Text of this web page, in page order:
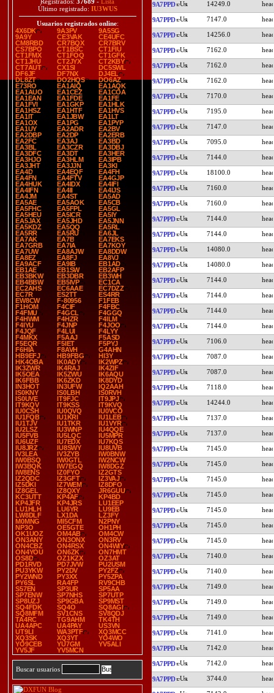
Último registrado: IU3WUS
Usuarios registrados online:
4X6DK
9A3PV
9A5SG
9A9Y
CE3VAK
CE4UFC
CM8RBD
CR7BQX
CR7BRV
CS7BPO
CT1BSC
CT1FIU
CT1FMX
CT1FOQ
CT1GFK
CT1JHU
CT2JYX
CT2KBY
CT7AUT
CX1SI
DC5SWL
DF6JF
DF7NX
DJ4EL
DL8ZT
DO2HQS
DO6AZ
E73RO
EA1AIQ
EA1AQK
EA1AUO
EA1CEZ
EA1COA
EA1EAN
EA1FDE
EA1FE
EA1FVI
EA1GKP
EA1HLK
EA1HSZ
EA1HTF
EA1HVS
EA1IT
EA1JBW
EA1LT
EA1OX
EA1PG
EA1PYP
EA1UY
EA2ADR
EA2BV
EA2DBP
EA2DP
EA2ERB
EA2FC
EA3AJ
EA3BD
EA3BL
EA3CZR
EA3DBJ
EA3DFC
EA3DT
EA3HER
EA3HJO
EA3HLM
EA3IPB
EA3JHT
EA3JJN
EA3KI
EA4D
EA4EQF
EA4FH
EA4FN
EA4FTV
EA4GJP
EA4HUK
EA4IDX
EA4IFI
EA4IFN
EA4II
EA4IJS
EA4JM
EA4ST
EA5AD
EA5AE
EA5AOK
EA5CB
EA5FHC
EA5FPL
EA5GL
EA5HEU
EA5ICR
EA5IY
EA5JAX
EA5JHD
EA5JNN
EA5KDZ
EA5QQ
EA5RL
EA5RR
EA5RU
EA6JL
EA7AK
EA7B
EA7EKS
EA7GRB
EA7IA
EA7KOY
EA7UW
EA8AJW
EA8DDW
EA8EZ
EA8FJ
EA8VJ
EA9ACF
EA9IB
EB1AD
EB1AE
EB1SW
EB2AFP
EB3BKW
EB3DBR
EB3WH
EB4BBW
EB5IVP
EC1CA
EC2AHS
EC6AAE
EC7DZZ
EC7R
ES2TT
ES4RR
EW8CW
F-80956
F1FEB
F1HOM
F4CIF
F4FBC
F4FMU
F4GCL
F4GGQ
F4HWM
F4HZR
F4ILM
F4IYU
F4JNP
F4JOO
F4JQF
F4LUI
F4LYY
F4MKX
F5AAJ
F5ASD
F5EQR
F5IET
F5PYJ
F6HIA
F8AVH
G4AHN
HB9EFJ
HB9FBG
HI3Y
HK4OBA
IK0ADY
IK2WPZ
IK3ZWR
IK4RAJ
IK4ZIF
IK5OEA
IK5ZWU
IK6AQU
IK6FBB
IK6ZKD
IK8DYD
IN3HOT
IN3UFW
IQ2AAH
IS0KNY
IS0LBH
IS0RVH
IS0UVE
IT9FJC
IT9JPJ
IT9KQV
IT9KSS
IT9KVQ
IU0CSH
IU0QVQ
IU0VCO
IU1FQB
IU1KRI
IU1LEB
IU1TJV
IU1TKR
IU1VYR
IU2LSZ
IU3WNP
IU4QQE
IU5FVB
IU5LQC
IU5MPR
IU6UZF
IU7EDX
IU7KQS
IU8JRZ
IU8SWY
IU8UVB
IV3LEA
IV3ZYB
IW0BNW
IW0BSQ
IW0GTL
IW2NCW
IW3BQK
IW7EGQ
IW8DGZ
IW8ENS
IZ0FYO
IZ2GTS
IZ2QDC
IZ3GFT
IZ3VAJ
IZ5DKI
IZ7WEM
IZ8DFO
IZ8GEL
IZ8QXY
JR6GUU
KC3UTT
KP4AF
KP4BD
KP4JFR
KP4JRS
LU1EEP
LU1HLH
LU6YR
LU9EB
LW8DLF
LX1DA
LZ3FY
M0MNG
MI5CFM
N2PNY
NP3O
OE5GTE
OH1PH
OK1UOZ
OM4AB
OM4CW
ON3ANY
ON3ONX
ON3RV
ON4CBZ
ON4RSX
ON4WIY
ON4YOU
ON6ZK
ON7HMT
OS8D
OZ1KZX
OZ3AT
PD1RVD
PD7JVW
PU2USM
PU3YKW
PY2DV
PY2FZ
PY2WND
PY3XX
PY5ZPA
PY6SL
RA4FP
RV9CHB
S57EN
SP3UR
SP5AA
SP7ENW
SP7NHS
SP7UTP
SP8UZJ
SP9GBA
SP9MST
SQ4FDK
SQ4O
SQ8AGI
SQ8MFM
SV1CNS
SV8QDJ
TA4RC
TG9AHM
TK4TH
UA4APC
UA4PAY
US3VN
UT9LI
WA3PTF
XQ3MCC
XQ3SK
XQ3YT
YO4WO
YO9CEB
YU7GM
YV5ALI
YV5JF
YV5MCN
Buscar usuarios
9A7PPD 14249.0
9A7PPD 7147.0
9A7PPD 14256.0
9A7PPD 7162.0
9A7PPD 7162.0
9A7PPD 7162.0
9A7PPD 7170.0
9A7PPD 7195.0
9A7PPD 7147.0
9A7PPD 7095.0
9A7PPD 7144.0
9A7PPD 18100.0
9A7PPD 7160.0
9A7PPD 7160.0
9A7PPD 7144.0
9A7PPD 7144.0
9A7PPD 14080.0
9A7PPD 14080.0
9A7PPD 7144.0
9A7PPD 7144.0
9A7PPD 7144.0
9A7PPD 7144.0
9A7PPD 7106.0
9A7PPD 7087.0
9A7PPD 7087.0
9A7PPD 7118.0
9A7PPD 14244.0
9A7PPD 7137.0
9A7PPD 7137.0
9A7PPD 7145.0
9A7PPD 7145.0
9A7PPD 7145.0
9A7PPD 7145.0
9A7PPD 7145.0
9A7PPD 7145.0
9A7PPD 7145.0
9A7PPD 7140.0
9A7PPD 7140.0
9A7PPD 7149.0
9A7PPD 7149.0
9A7PPD 7149.0
9A7PPD 7141.0
9A7PPD 7142.0
9A7PPD 7142.0
9A7PPD 3744.0